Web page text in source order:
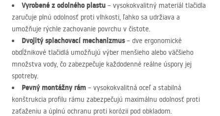
Vyrobené z odolného plastu – vysokokvalitný materiál tlačidla
zaručuje plnú odolnosť proti vlhkosti, ľahko sa udržiava a
umožňuje rýchle zachovanie povrchu v čistote.
Dvojitý splachovací mechanizmus– dve ergonomické
obdĺžnikové tlačidlá umožňujú výber menšieho alebo väčšieho
množstva vody, čo zabezpečuje každodenné reálne úspory jej
spotreby.
Pevný montážny rám – vysokokvalitná oceľ a stabilná
konštrukcia profilu rámu zabezpečujú maximálnu odolnosť proti
zaťaženiu a úplnú ochranu proti korózii pod obkladom.